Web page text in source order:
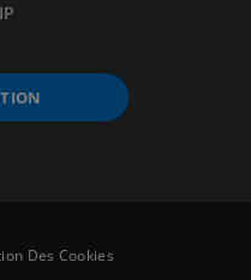
Des Cookies